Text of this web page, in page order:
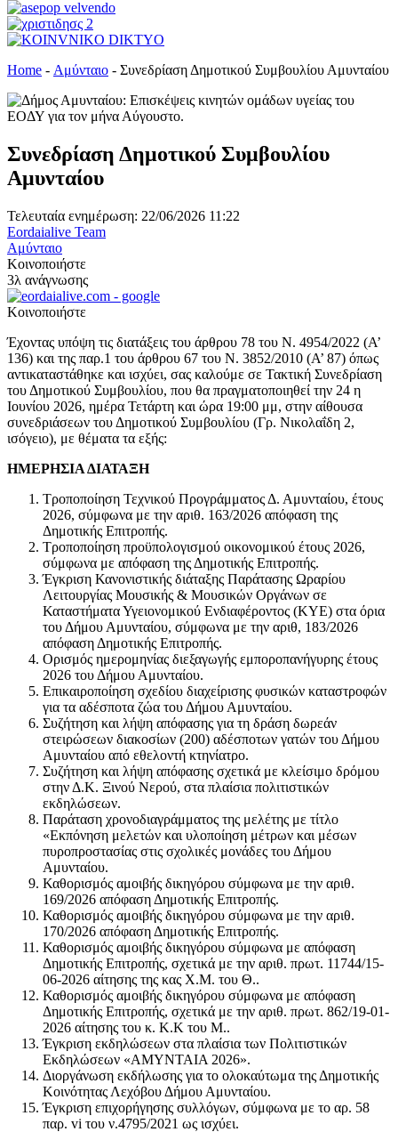
Home - Αμύνταιο - Συνεδρίαση Δημοτικού Συμβουλίου Αμυνταίου
Συνεδρίαση Δημοτικού Συμβουλίου
Αμυνταίου
Τελευταία ενημέρωση: 22/06/2026 11:22
Eordaialive Team
Αμύνταιο
Κοινοποιήστε
3λ ανάγνωσης
Κοινοποιήστε
Έχοντας υπόψη τις διατάξεις του άρθρου 78 του Ν. 4954/2022 (Α’
136) και της παρ.1 του άρθρου 67 του Ν. 3852/2010 (Α’ 87) όπως
αντικαταστάθηκε και ισχύει, σας καλούμε σε Τακτική Συνεδρίαση
του Δημοτικού Συμβουλίου, που θα πραγματοποιηθεί την 24 η
Ιουνίου 2026, ημέρα Τετάρτη και ώρα 19:00 μμ, στην αίθουσα
συνεδριάσεων του Δημοτικού Συμβουλίου (Γρ. Νικολαΐδη 2,
ισόγειο), με θέματα τα εξής:
ΗΜΕΡΗΣΙΑ ΔΙΑΤΑΞΗ
Τροποποίηση Τεχνικού Προγράμματος Δ. Αμυνταίου, έτους
2026, σύμφωνα με την αριθ. 163/2026 απόφαση της
Δημοτικής Επιτροπής.
Τροποποίηση προϋπολογισμού οικονομικού έτους 2026,
σύμφωνα με απόφαση της Δημοτικής Επιτροπής.
Έγκριση Κανονιστικής διάταξης Παράτασης Ωραρίου
Λειτουργίας Μουσικής & Μουσικών Οργάνων σε
Καταστήματα Υγειονομικού Ενδιαφέροντος (ΚΥΕ) στα όρια
του Δήμου Αμυνταίου, σύμφωνα με την αριθ, 183/2026
απόφαση Δημοτικής Επιτροπής.
Ορισμός ημερομηνίας διεξαγωγής εμποροπανήγυρης έτους
2026 του Δήμου Αμυνταίου.
Επικαιροποίηση σχεδίου διαχείρισης φυσικών καταστροφών
για τα αδέσποτα ζώα του Δήμου Αμυνταίου.
Συζήτηση και λήψη απόφασης για τη δράση δωρεάν
στειρώσεων διακοσίων (200) αδέσποτων γατών του Δήμου
Αμυνταίου από εθελοντή κτηνίατρο.
Συζήτηση και λήψη απόφασης σχετικά με κλείσιμο δρόμου
στην Δ.Κ. Ξινού Νερού, στα πλαίσια πολιτιστικών
εκδηλώσεων.
Παράταση χρονοδιαγράμματος της μελέτης με τίτλο
«Εκπόνηση μελετών και υλοποίηση μέτρων και μέσων
πυροπροστασίας στις σχολικές μονάδες του Δήμου
Αμυνταίου.
Καθορισμός αμοιβής δικηγόρου σύμφωνα με την αριθ.
169/2026 απόφαση Δημοτικής Επιτροπής.
Καθορισμός αμοιβής δικηγόρου σύμφωνα με την αριθ.
170/2026 απόφαση Δημοτικής Επιτροπής.
Καθορισμός αμοιβής δικηγόρου σύμφωνα με απόφαση
Δημοτικής Επιτροπής, σχετικά με την αριθ. πρωτ. 11744/15-
06-2026 αίτησης της κας Χ.Μ. του Θ..
Καθορισμός αμοιβής δικηγόρου σύμφωνα με απόφαση
Δημοτικής Επιτροπής, σχετικά με την αριθ. πρωτ. 862/19-01-
2026 αίτησης του κ. Κ.Κ του Μ..
Έγκριση εκδηλώσεων στα πλαίσια των Πολιτιστικών
Εκδηλώσεων «ΑΜΥΝΤΑΙΑ 2026».
Διοργάνωση εκδήλωσης για το ολοκαύτωμα της Δημοτικής
Κοινότητας Λεχόβου Δήμου Αμυνταίου.
Έγκριση επιχορήγησης συλλόγων, σύμφωνα με το αρ. 58
παρ. vi του ν.4795/2021 ως ισχύει.